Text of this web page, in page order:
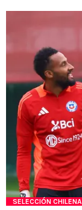
SELECCIÓN CHILENA